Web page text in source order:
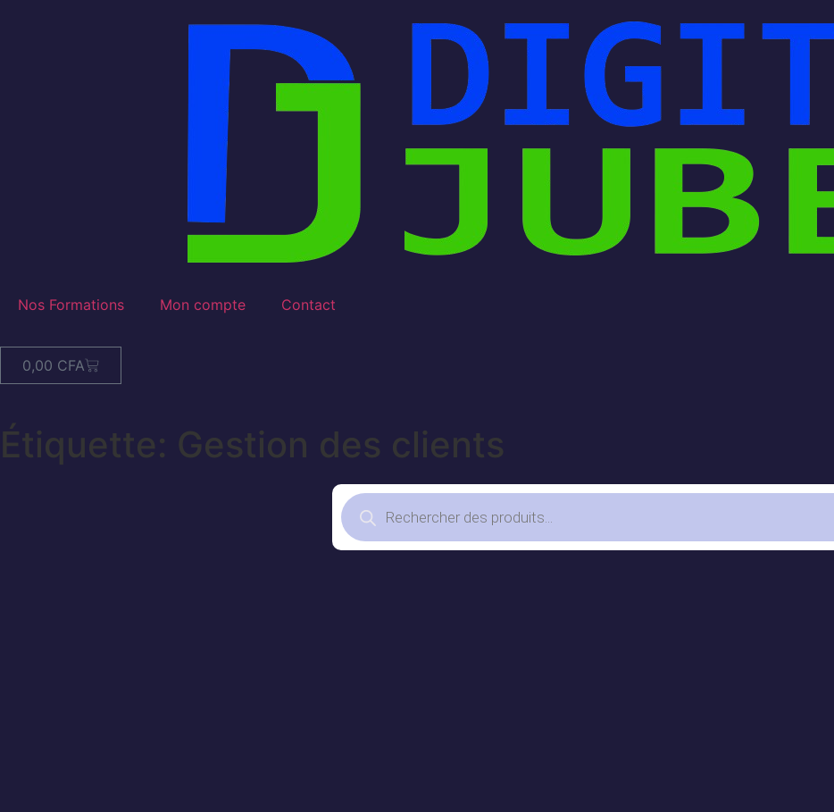
Nos Formations Mon compte Contact
0,00 CFA
Étiquette: Gestion des clients